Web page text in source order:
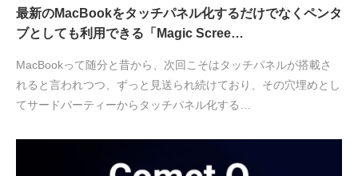
最新のMacBookをタッチパネル化するだけでなくペンタ
ブとしても利用できる「Magic Scree…
MacBookって随分と昔から、次回こそはタッチパネルが搭載さ
れると言われつつ、ずっと見送られ続けており、その穴埋めとし
てサードパーティーからタッチパネル化する…